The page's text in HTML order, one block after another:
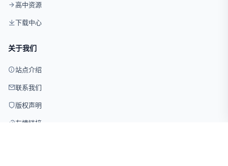
高中资源
下载中心
关于我们
站点介绍
联系我们
版权声明
友情链接